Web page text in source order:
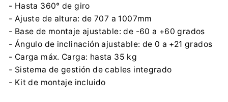
- Hasta 360° de giro
- Ajuste de altura: de 707 a 1007mm
- Base de montaje ajustable: de -60 a +60 grados
- Ángulo de inclinación ajustable: de 0 a +21 grados
- Carga máx. Carga: hasta 35 kg
- Sistema de gestión de cables integrado
- Kit de montaje incluido